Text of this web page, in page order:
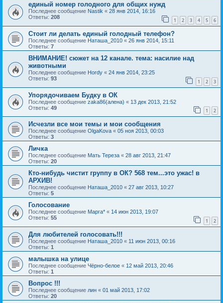
единый номер голодного для общих нужд
Последнее сообщение Nastik « 28 янв 2014, 16:16
Ответы: 208 1 2 3 4 5 6
Стоит ли делать единый голодный телефон?
Последнее сообщение Наташа_2010 « 26 янв 2014, 15:11
Ответы: 7
ВНИМАНИЕ! сюжет на 12 канале. тема: насилие над
животными
Последнее сообщение Hordy « 24 янв 2014, 23:25
Ответы: 93 1 2 3
Упорядочиваем Будку в ОК
Последнее сообщение zaka86(алена) « 13 дек 2013, 21:52
Ответы: 49 1 2
Исчезли все мои темы и мои сообщения
Последнее сообщение OlgaKova « 05 ноя 2013, 00:03
Ответы: 3
Личка
Последнее сообщение Мать Тереза « 28 авг 2013, 21:47
Ответы: 20
Кто-нибудь чистит группу в ОК? 568 тем...это ужас! в
АРХИВ!
Последнее сообщение Наташа_2010 « 27 авг 2013, 10:27
Ответы: 5
Голосование
Последнее сообщение Марга* « 14 июн 2013, 19:07
Ответы: 55 1 2
Для любителей голосовать!!!
Последнее сообщение Наташа_2010 « 11 июн 2013, 00:16
Ответы: 1
малышка на улице
Последнее сообщение Чёрно-белое « 12 май 2013, 20:46
Ответы: 1
Вопрос !!!
Последнее сообщение лин « 01 май 2013, 17:02
Ответы: 20